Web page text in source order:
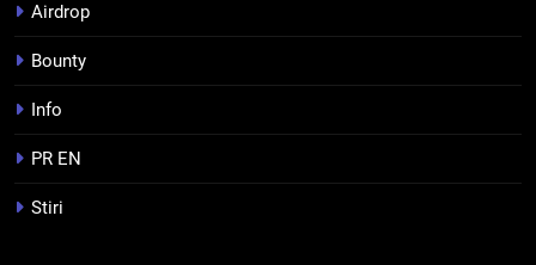
4
criptomonedelor în 2026
INFO
Airdrop
Bounty
Info
PR EN
Stiri